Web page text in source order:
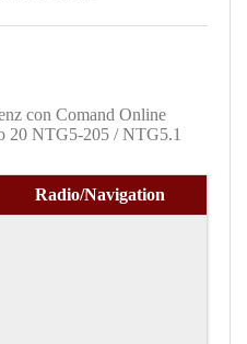
con Comand Online
20 NTG5-205 / NTG5.1
Radio/Navigation